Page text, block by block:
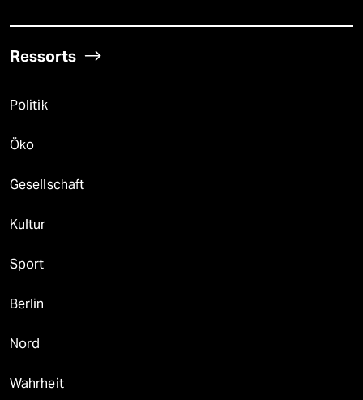
Ressorts
Politik
Öko
Gesellschaft
Kultur
Sport
Berlin
Nord
Wahrheit